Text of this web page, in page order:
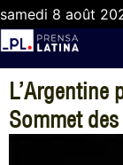
samedi 8 août
L’Argentine
Sommet